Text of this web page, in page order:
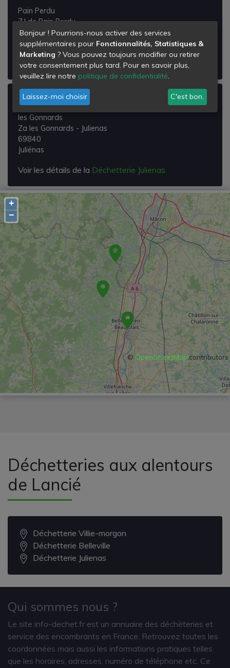
Pain Perdu
Z.I de Pain Perdu
69220
Belleville
Voir les détails de laDéchetterie Belleville
Déchetterie Julienas
les Gonnards
Za les Gonnards - Julienas
69840
Juliénas
Voir les détails de la Déchetterie Julienas
+
−
©OpenStreetMapcontributors
Déchetteries aux alentours
de Lancié
Déchetterie Villie-morgon
Déchetterie Belleville
Déchetterie Julienas
Qui sommes nous ?
Le site info-dechet.fr est un annuaire des déchèteries et
service des encombrants en France. Retrouvez toutes les
coordonnées mais aussi les informations pratiques telles
que les horaires, adresses, numéro de téléphone etc. Ce
Bonjour ! Pourrions-nous activer des services
supplémentaires pour Fonctionnalités, Statistiques &
Marketing ? Vous pouvez toujours modifier ou retirer
votre consentement plus tard. Pour en savoir plus,
veuillez lire notre politique de confidentialité.
Laissez-moi choisir C'est bon.